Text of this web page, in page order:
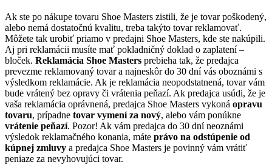
Ak ste po nákupe tovaru Shoe Masters zistili, že je tovar poškodený,
alebo nemá dostatočnú kvalitu, treba takýto tovar reklamovať.
Môžete tak urobiť priamo v predajni Shoe Masters, kde ste nakúpili.
Aj pri reklamácii musíte mať pokladničný doklad o zaplatení –
bloček. Reklamácia Shoe Masters prebieha tak, že predajca
prevezme reklamovaný tovar a najneskôr do 30 dní vás oboznámi s
výsledkom reklamácie. Ak je reklamácia neopodstatnená, tovar vám
bude vrátený bez opravy či vrátenia peňazí. Ak predajca usúdi, že je
vaša reklamácia oprávnená, predajca Shoe Masters vykoná opravu
tovaru, prípadne tovar vymení za nový, alebo vám ponúkne
vrátenie peňazí. Pozor! Ak vám predajca do 30 dní neoznámi
výsledok reklamačného konania, máte právo na odstúpenie od
kúpnej zmluvy a predajca Shoe Masters je povinný vám vrátiť
peniaze za nevyhovujúci tovar.